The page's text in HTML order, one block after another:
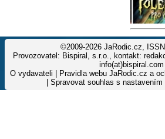
©2009-2026 JaRodic.cz,
Provozovatel: Bispiral, s.r.o., kontakt:
info(at)bispiral.com
O vydavateli
Pravidla webu JaRodic.cz a
Spravovat souhlas s nastavením